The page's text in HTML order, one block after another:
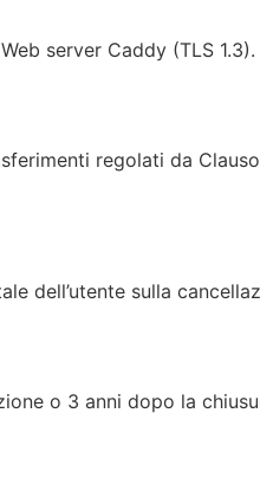
server Caddy (TLS 1.3).
regolati da
dell’utente sulla
o 3 anni dopo la